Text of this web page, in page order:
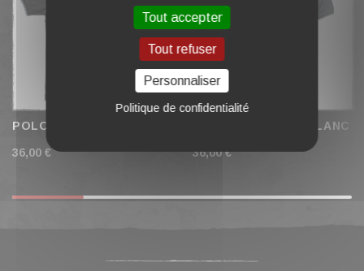
POLO BRODÉ "TEMPLE"
36,00 €
POLO "H CREST" BLANC
36,00 €
Tout accepter
Tout refuser
Personnaliser
Politique de confidentialité